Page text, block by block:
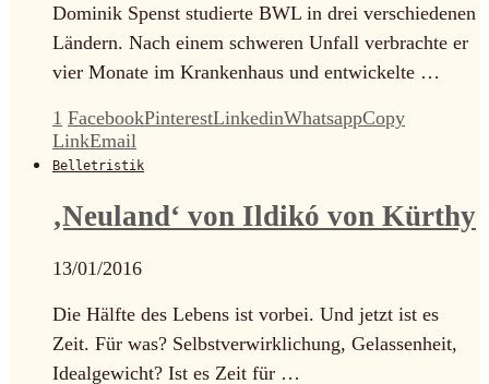
Dominik Spenst studierte BWL in drei verschiedenen
Ländern. Nach einem schweren Unfall verbrachte er
vier Monate im Krankenhaus und entwickelte …
1 FacebookPinterestLinkedinWhatsappCopy
LinkEmail
Belletristik
‚Neuland‘ von Ildikó von Kürthy
13/01/2016
Die Hälfte des Lebens ist vorbei. Und jetzt ist es
Zeit. Für was? Selbstverwirklichung, Gelassenheit,
Idealgewicht? Ist es Zeit für …